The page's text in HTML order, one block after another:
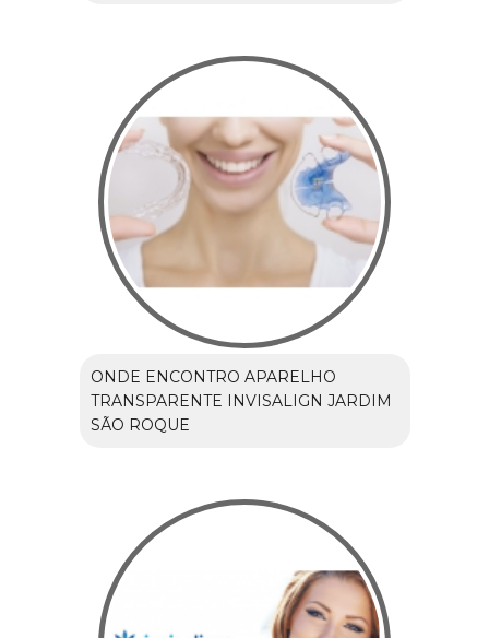
ONDE ENCONTRO APARELHO
TRANSPARENTE INVISALIGN JARDIM
SÃO ROQUE